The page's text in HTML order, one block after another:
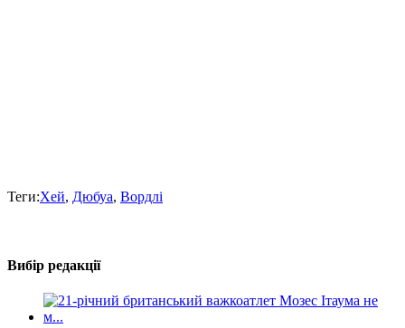
Теги:Хей, Дюбуа, Вордлі
Вибір редакції